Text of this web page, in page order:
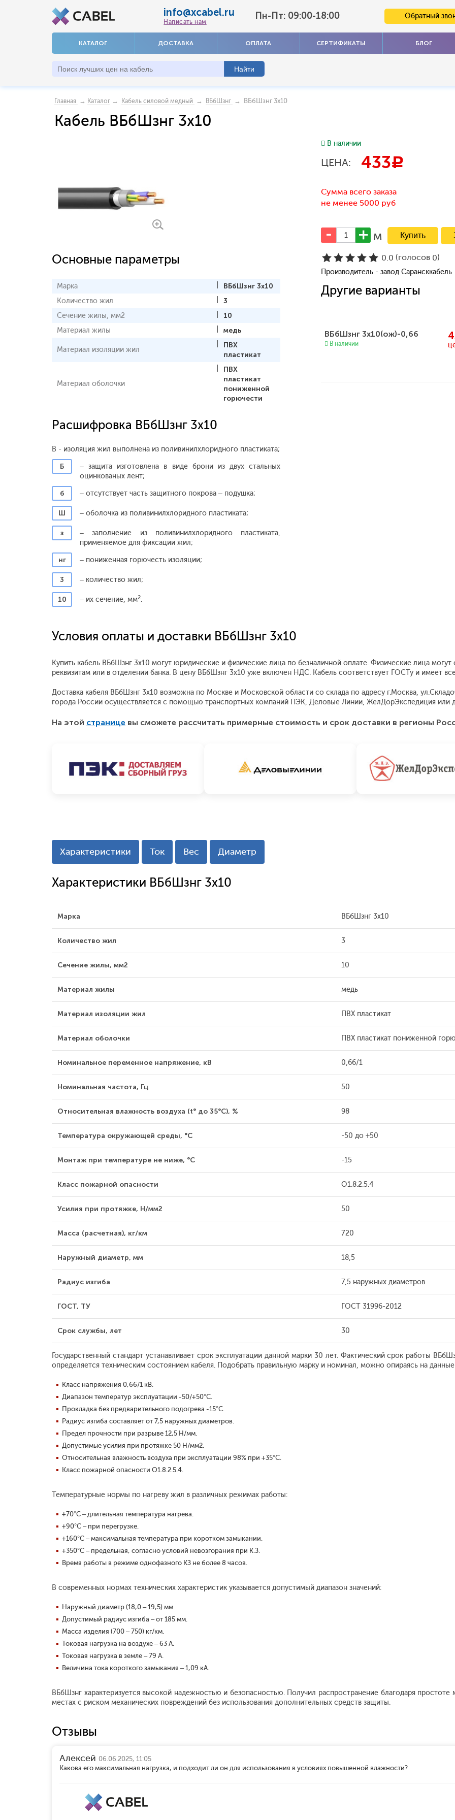
info@xcabel.ru
Написать нам
Пн-Пт: 09:00-18:00 Обратный
КАТАЛОГ ДОСТАВКА ОПЛАТА СЕРТИФИКАТЫ БЛОГ
Главная → Каталог → Кабель силовой медный → ВБбШзнг → ВБбШзнг 3x10
Кабель ВБбШзнг 3x10
Основные параметры
Марка
ВБбШзнг 3x10
Количество жил
3
Сечение жилы, мм2
10
Материал жилы
медь
Материал изоляции жил
ПВХ
пластикат
Материал оболочки
ПВХ
пластикат
пониженной
горючести
Расшифровка ВБбШзнг 3x10
В - изоляция жил выполнена из поливинилхлоридного пластиката;
Б
– защита изготовлена в виде брони из двух стальных
оцинкованых лент;
б
– отсутствует часть защитного покрова – подушка;
Ш – оболочка из поливинилхлоридного пластиката;
з
– заполнение из поливинилхлоридного пластиката,
применяемое для фиксации жил;
нг
– пониженная горючесть изоляции;
3 – количество жил;
10 – их сечение, мм2.
В наличии
ЦЕНА: 433c
Сумма всего заказа
не менее 5000 руб
м
0.0 (голосов 0)
Производитель - завод Сарансккабель
Другие варианты
ВБбШзнг 3х10(ож)-0,66
В наличии
Условия оплаты и доставки ВБбШзнг 3x10
Купить кабель ВБбШзнг 3x10 могут юридические и физические лица по безналичной оплате. Физические лица
реквизитам или в отделении банка. В цену ВБбШзнг 3x10 уже включен НДС. Кабель соответствует ГОСТу и имеет
Доставка кабеля ВБбШзнг 3x10 возможна по Москве и Московской области со склада по адресу г.Москва,
города России осуществляется с помощью транспортных компаний ПЭК, Деловые Линии, ЖелДорЭкспедиция или
На этой странице вы сможете рассчитать примерные стоимость и срок доставки в регионы
Характеристики Ток Вес Диаметр
Характеристики ВБбШзнг 3x10
Марка ВБбШзнг 3x10
Количество жил 3
Сечение жилы, мм2 10
Материал жилы медь
Материал изоляции жил ПВХ пластикат
Материал оболочки ПВХ пластикат пониженной
Номинальное переменное напряжение, кВ 0,66/1
Номинальная частота, Гц 50
Относительная влажность воздуха (t° до 35°С), % 98
Температура окружающей среды, °С -50 до +50
Монтаж при температуре не ниже, °С -15
Класс пожарной опасности O1.8.2.5.4
Усилия при протяжке, Н/мм2 50
Масса (расчетная), кг/км 720
Наружный диаметр, мм 18,5
Радиус изгиба 7,5 наружных диаметров
ГОСТ, ТУ ГОСТ 31996-2012
Срок службы, лет 30
Государственный стандарт устанавливает срок эксплуатации данной марки 30 лет. Фактический срок работы
определяется техническим состоянием кабеля. Подобрать правильную марку и номинал, можно опираясь на
Класс напряжения 0,66/1 кВ.
Диапазон температур эксплуатации -50/+50°С.
Прокладка без предварительного подогрева -15°С.
Радиус изгиба составляет от 7,5 наружных диаметров.
Предел прочности при разрыве 12,5 Н/мм.
Допустимые усилия при протяжке 50 Н/мм2.
Относительная влажность воздуха при эксплуатации 98% при +35°С.
Класс пожарной опасности O1.8.2.5.4.
Температурные нормы по нагреву жил в различных режимах работы:
+70°С – длительная температура нагрева.
+90°С – при перегрузке.
+160°С – максимальная температура при коротком замыкании.
+350°С – предельная, согласно условий невозгорания при К.З.
Время работы в режиме однофазного КЗ не более 8 часов.
В современных нормах технических характеристик указывается допустимый диапазон значений:
Наружный диаметр (18,0 – 19,5) мм.
Допустимый радиус изгиба – от 185 мм.
Масса изделия (700 – 750) кг/км.
Токовая нагрузка на воздухе – 63 А.
Токовая нагрузка в земле – 79 А.
Величина тока короткого замыкания – 1,09 кА.
ВБбШзнг характеризуется высокой надежностью и безопасностью. Получил распространение благодаря
местах с риском механических повреждений без использования дополнительных средств защиты.
Отзывы
Алексей 06.06.2025, 11:05
Какова его максимальная нагрузка, и подходит ли он для использования в условиях повышенной влажности?